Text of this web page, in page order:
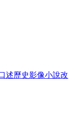
述歷史影像小說改